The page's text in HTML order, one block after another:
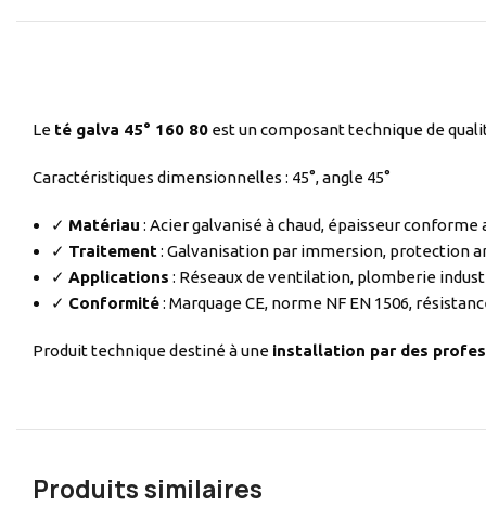
Le té galva 45° 160 80 est un composant technique de
Caractéristiques dimensionnelles : 45°, angle 45°
✓ Matériau : Acier galvanisé à chaud, épaisseur conforme
✓ Traitement: Galvanisation par immersion, protection
✓ Applications : Réseaux de ventilation, plomberie
✓ Conformité: Marquage CE, norme NF EN 1506,
Produit technique destiné à une installation par des
Produits similaires